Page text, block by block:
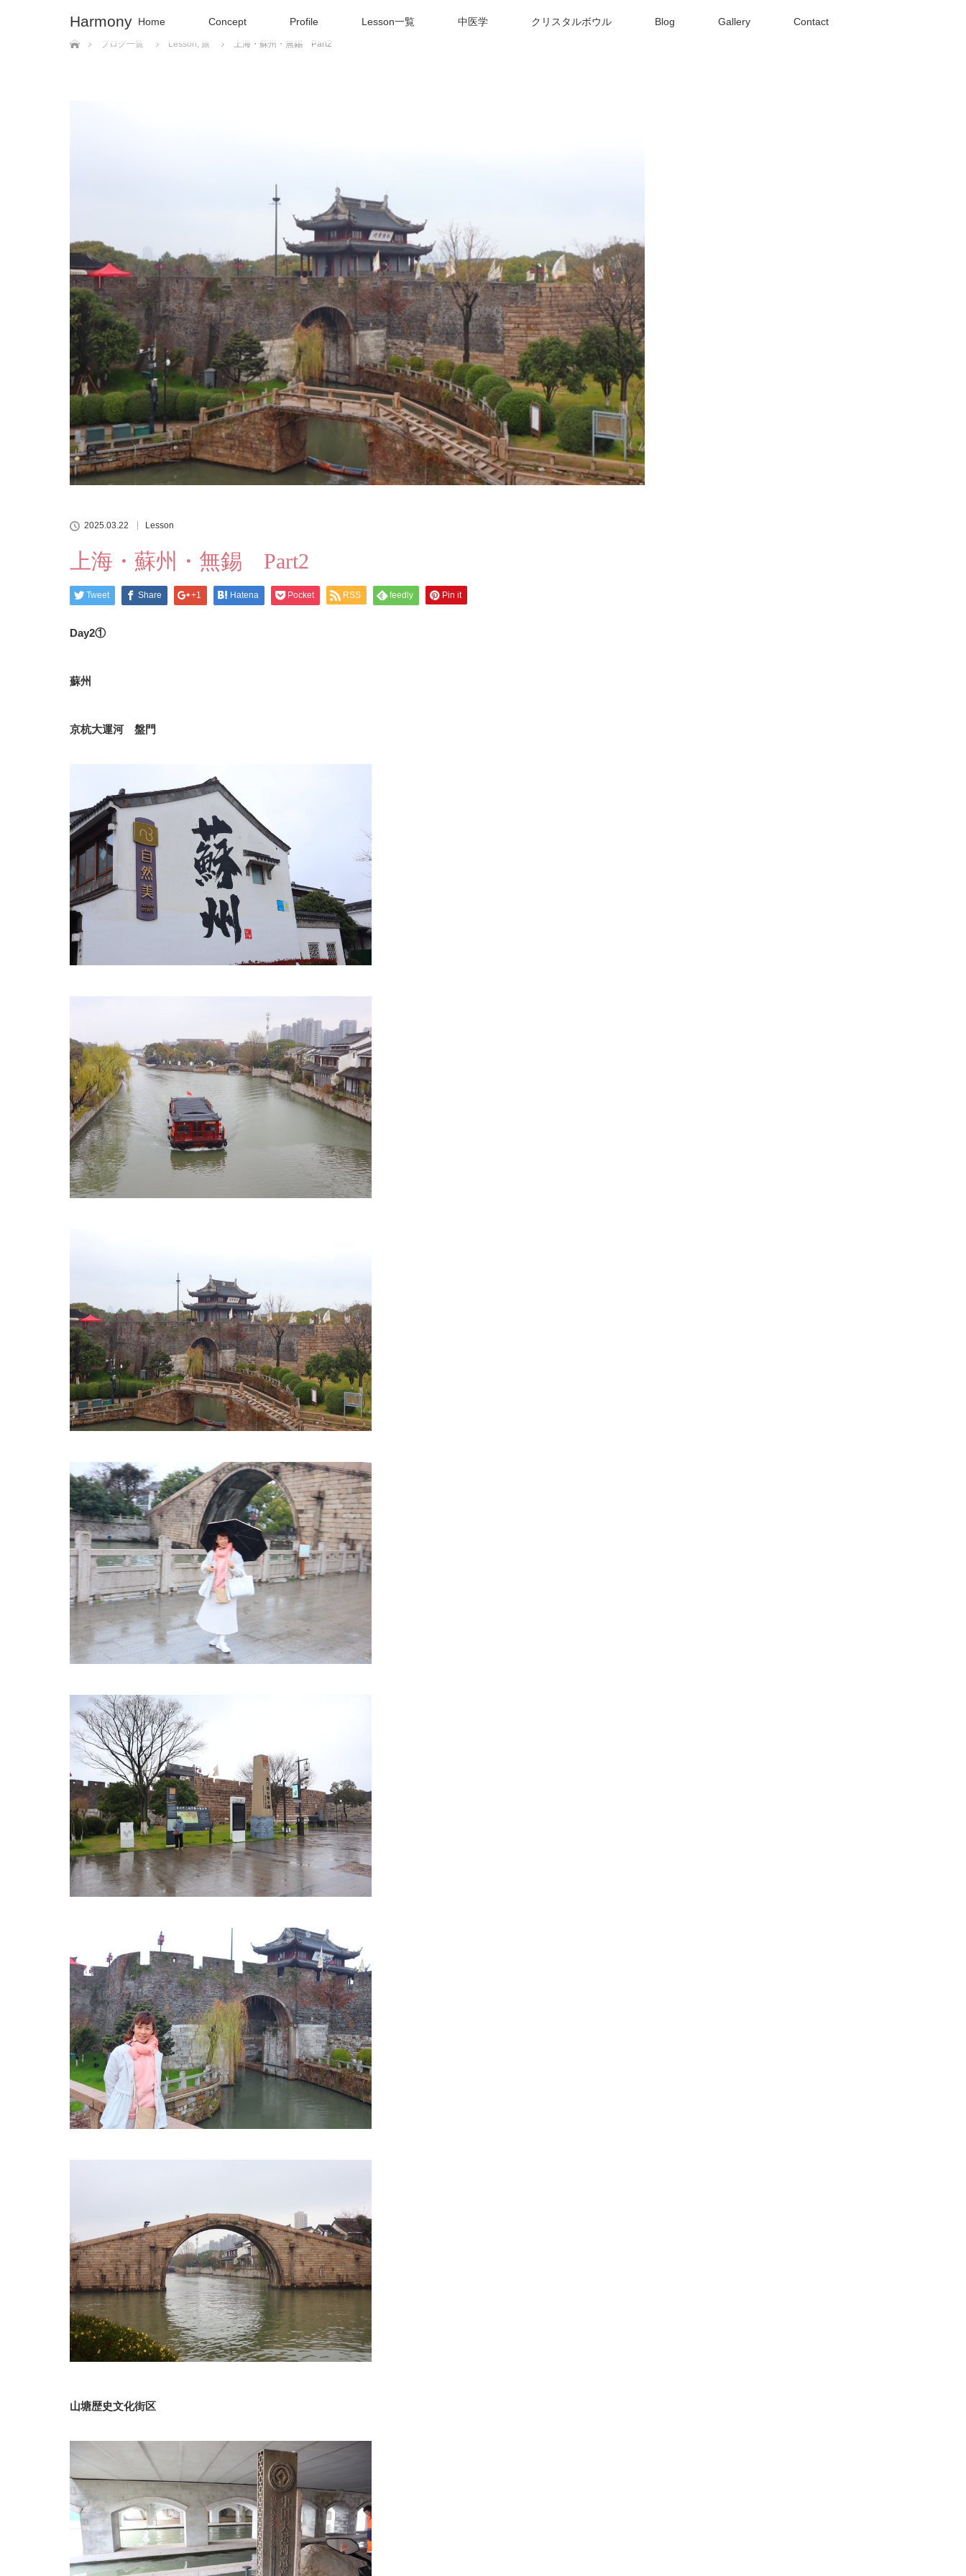
Harmony Home Concept Profile Lesson一覧 中医学 クリスタルボウル Blog Gallery Contact
ホーム
ブログ一覧
Lesson, 旅 上海・蘇州・無錫 Part2
2025.03.22 Lesson
上海・蘇州・無錫 Part2
Tweet Share +1 Hatena Pocket RSS feedly Pin it
Day2①
蘇州
京杭大運河 盤門
山塘歴史文化街区